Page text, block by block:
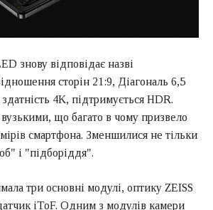
знову відповідає назві
сторін 21:9, Діагональ 6,5
4K, підтримується HDR.
що багато в чому призвело
смартфона. Зменшилися не тільки
і "підборіддя".
три основні модулі, оптику ZEISS
iToF. Одним з модулів камери